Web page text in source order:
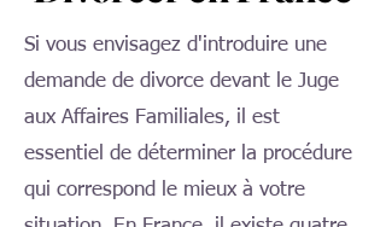
Si vous envisagez d'introduire une
demande de divorce devant le Juge
aux Affaires Familiales, il est
essentiel de déterminer la procédure
qui correspond le mieux à votre